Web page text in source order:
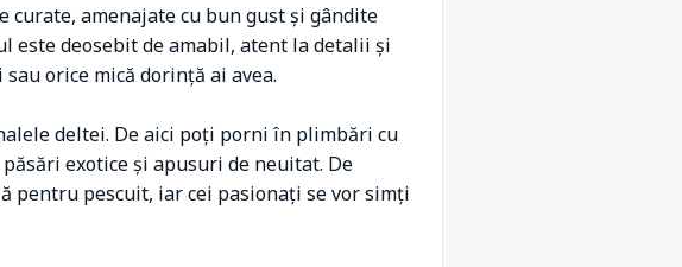
curate, amenajate cu bun gust și gândite
este deosebit de amabil, atent la detalii și
orice mică dorință ai avea.
deltei. De aici poți porni în plimbări cu
exotice și apusuri de neuitat. De
pentru pescuit, iar cei pasionați se vor simți